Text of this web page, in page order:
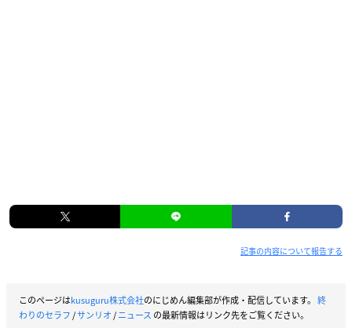
記事の内容について報告する
このページはkusuguru株式会社のにじめん編集部が作成・配信しています。 終
わりのセラフ/サンリオ/ニュース の最新情報はリンク先をご覧ください。